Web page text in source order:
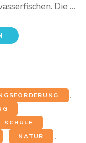
Die …
,
,
SCHULE
,
, NATUR
,